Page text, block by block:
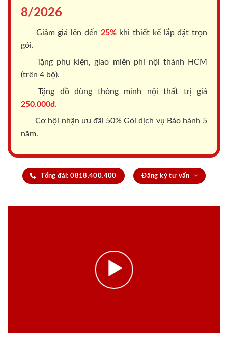
8/2026
Giảm giá lên đến 25%khi thiết kế lắp đặt trọn
gói.
Tặng phụ kiện, giao miễn phí nội thành HCM
(trên 4 bộ).
Tặng đồ dùng thông minh nội thất trị giá
250.000đ.
Cơ hội nhận ưu đãi 50% Gói dịch vụ Bảo hành 5
năm.
Tổng đài: 0818.400.400 Đăng ký tư vấn